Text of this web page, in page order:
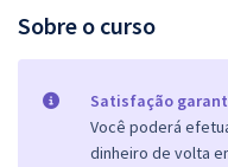
Sobre o curso
Satisfação
Você poderá
dinheiro de volta